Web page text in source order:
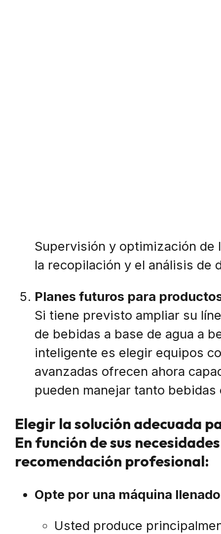
Supervisión y optimización
la recopilación y el análisis de
Planes futuros para
Si tiene previsto ampliar su
de bebidas a base de agua a
inteligente es elegir equipos
avanzadas ofrecen ahora
pueden manejar tanto
Elegir la solución adecuada
En función de sus
recomendación profesional:
Opte por una máquina
Usted produce